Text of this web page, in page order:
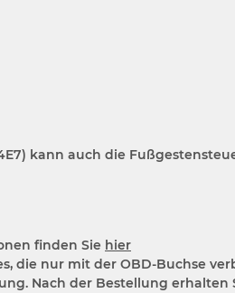
kann auch die
finden Sie hier
die nur mit der OBD-
Nach der Bestellung erhalten